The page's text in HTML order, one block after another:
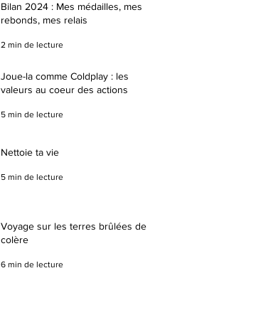
Bilan 2024 : Mes médailles, mes
rebonds, mes relais
2 min de lecture
Joue-la comme Coldplay : les
valeurs au coeur des actions
5 min de lecture
Nettoie ta vie
5 min de lecture
Voyage sur les terres brûlées de la
colère
6 min de lecture